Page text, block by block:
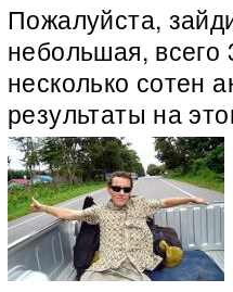
Пожалуйста,
небольшая,
несколько сотен
результаты на